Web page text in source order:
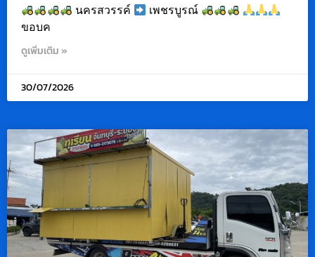
นครสวรรค์
เพชรบูรณ์
ขอบค
ดูเพิ่มเติม »
30/07/2026